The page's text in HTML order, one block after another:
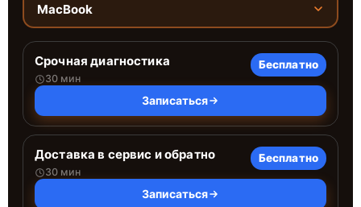
MacBook
Срочная диагностика
30 мин
Бесплатно
Записаться
Доставка в сервис и обратно
30 мин
Бесплатно
Записаться